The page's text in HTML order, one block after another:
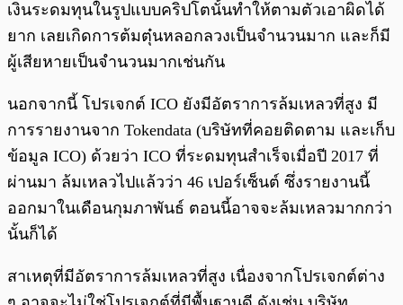
เงินระดมทุนในรูปแบบคริปโตนั้นทำให้ตามตัวเอาผิดได้
ยาก เลยเกิดการต้มตุ๋นหลอกลวงเป็นจำนวนมาก และก็มี
ผู้เสียหายเป็นจำนวนมากเช่นกัน
นอกจากนี้ โปรเจกต์ ICO ยังมีอัตราการล้มเหลวที่สูง มี
การรายงานจาก Tokendata (บริษัทที่คอยติดตาม และเก็บ
ข้อมูล ICO) ด้วยว่า ICO ที่ระดมทุนสำเร็จเมื่อปี 2017 ที่
ผ่านมา ล้มเหลวไปแล้วว่า 46 เปอร์เซ็นต์ ซึ่งรายงานนี้
ออกมาในเดือนกุมภาพันธ์ ตอนนี้อาจจะล้มเหลวมากกว่า
นั้นก็ได้
สาเหตุที่มีอัตราการล้มเหลวที่สูง เนื่องจากโปรเจกต์ต่าง